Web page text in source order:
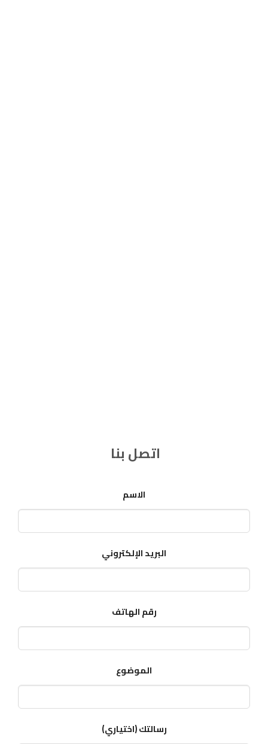
اتصل بنا
الاسم
البريد الإلكتروني
رقم الهاتف
الموضوع
رسالتك (اختياري)